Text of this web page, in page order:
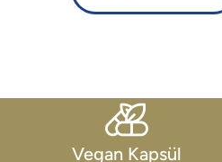
Safran Takviyesi,
Vegan Kapsül